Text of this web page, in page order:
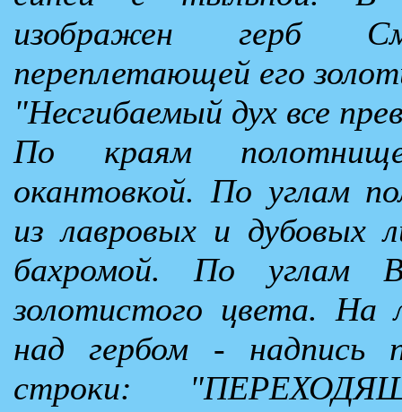
изображен герб
переплетающей его
"Несгибаемый дух все
По краям
окантовкой. По углам
из лавровых и дубовых
бахромой. По углам
золотистого цвета. На
над гербом - надпись
строки: